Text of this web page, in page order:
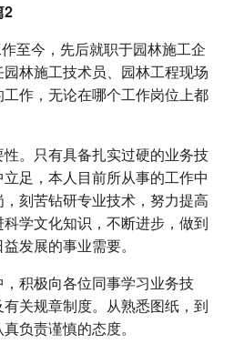
2
至今，先后就职于园林施工企
林施工技术员、园林工程现场
作，无论在哪个工作岗位上都
。只有具备扎实过硬的业务技
足，本人目前所从事的工作中
刻苦钻研专业技术，努力提高
学文化知识，不断进步，做到
发展的事业需要。
积极向各位同事学习业务技
关规章制度。从熟悉图纸，到
负责谨慎的态度。